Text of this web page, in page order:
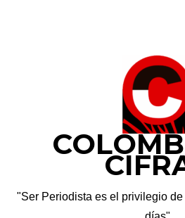
"Ser Periodista es el privilegio